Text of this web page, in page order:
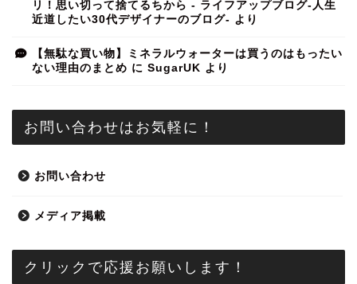
リ！思い切って捨てるちから - ライフアップブログ-人生
近道したい30代デザイナーのブログ- より
【無駄な買い物】ミネラルウォーターは買うのはもったい
ない理由のまとめ に SugarUK より
お問い合わせはお気軽に！
お問い合わせ
メディア掲載
クリックで応援お願いします！